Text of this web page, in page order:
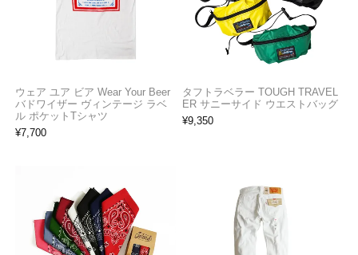
ウェア ユア ビア Wear Your Beer
バドワイザー ヴィンテージ ラベ
ル ポケットTシャツ
¥7,700
タフトラベラー TOUGH TRAVEL
ER サニーサイド ウエストバッグ
¥9,350